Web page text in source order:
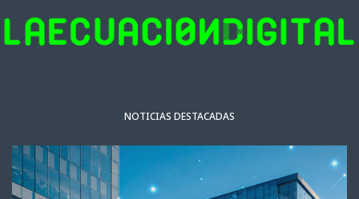
NOTICIAS DESTACADAS